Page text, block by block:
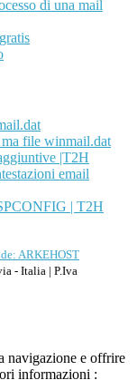
di una mail
file winmail.dat
|T2H
email
| T2H
ARKEHOST
- Italia | P.Iva
navigazione e offrire
informazioni :